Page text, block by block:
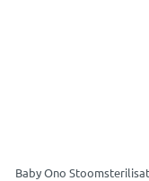
Baby Ono